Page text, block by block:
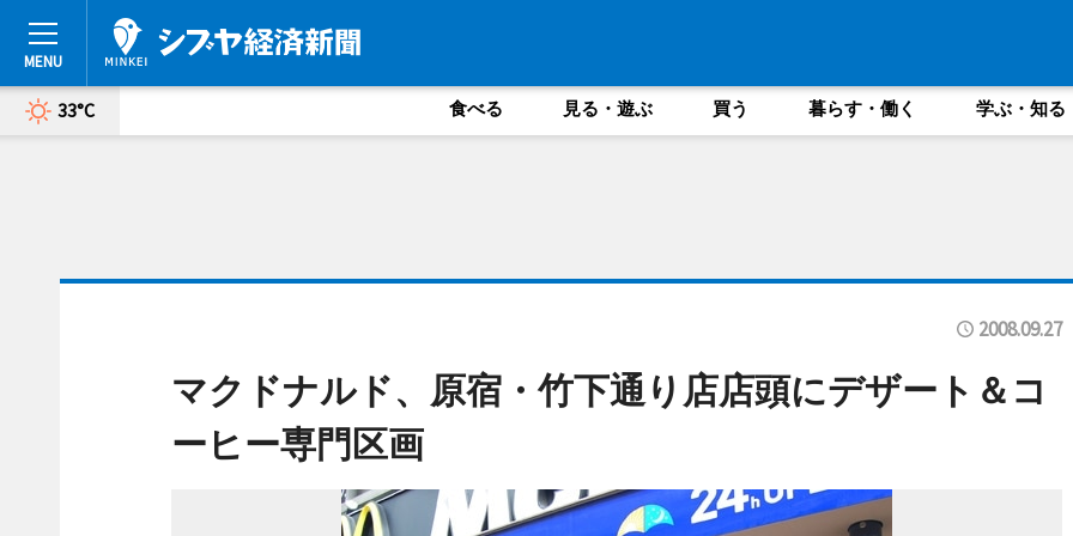
33°C 食べる 見る・遊ぶ 買う 暮らす・働く 学ぶ・知る
2008.09.27
マクドナルド、原宿・竹下通り店店頭にデザート＆コ
ーヒー専門区画